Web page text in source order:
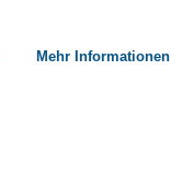
Mehr Informationen